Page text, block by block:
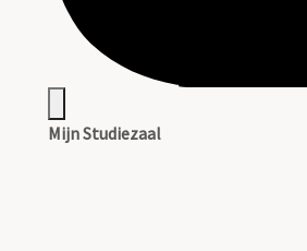
Mijn Studiezaal